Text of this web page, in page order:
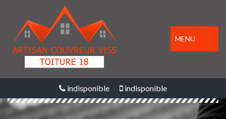
MENU
indisponible indisponible